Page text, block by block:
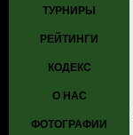
ТУРНИРЫ
РЕЙТИНГИ
КОДЕКС
О НАС
ФОТОГРАФИИ